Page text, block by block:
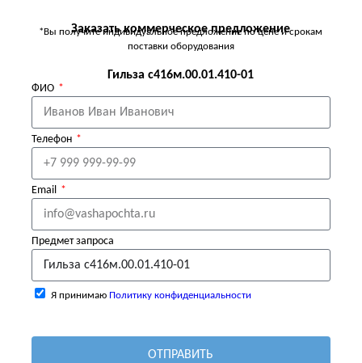
Заказать коммерческое предложение
*Вы получите индивидуальное предложение по цене и срокам
поставки оборудования
Гильза с416м.00.01.410-01
ФИО
Телефон
Email
Предмет запроса
Я принимаю Политику конфиденциальности
ОТПРАВИТЬ